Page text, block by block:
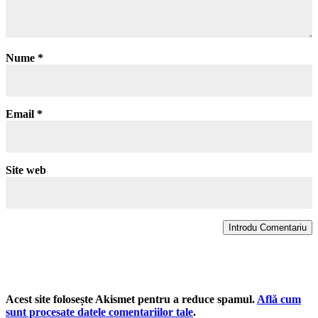
Nume *
Email *
Site web
Introdu Comentariu
Acest site folosește Akismet pentru a reduce spamul. Află cum
sunt procesate datele comentariilor tale.